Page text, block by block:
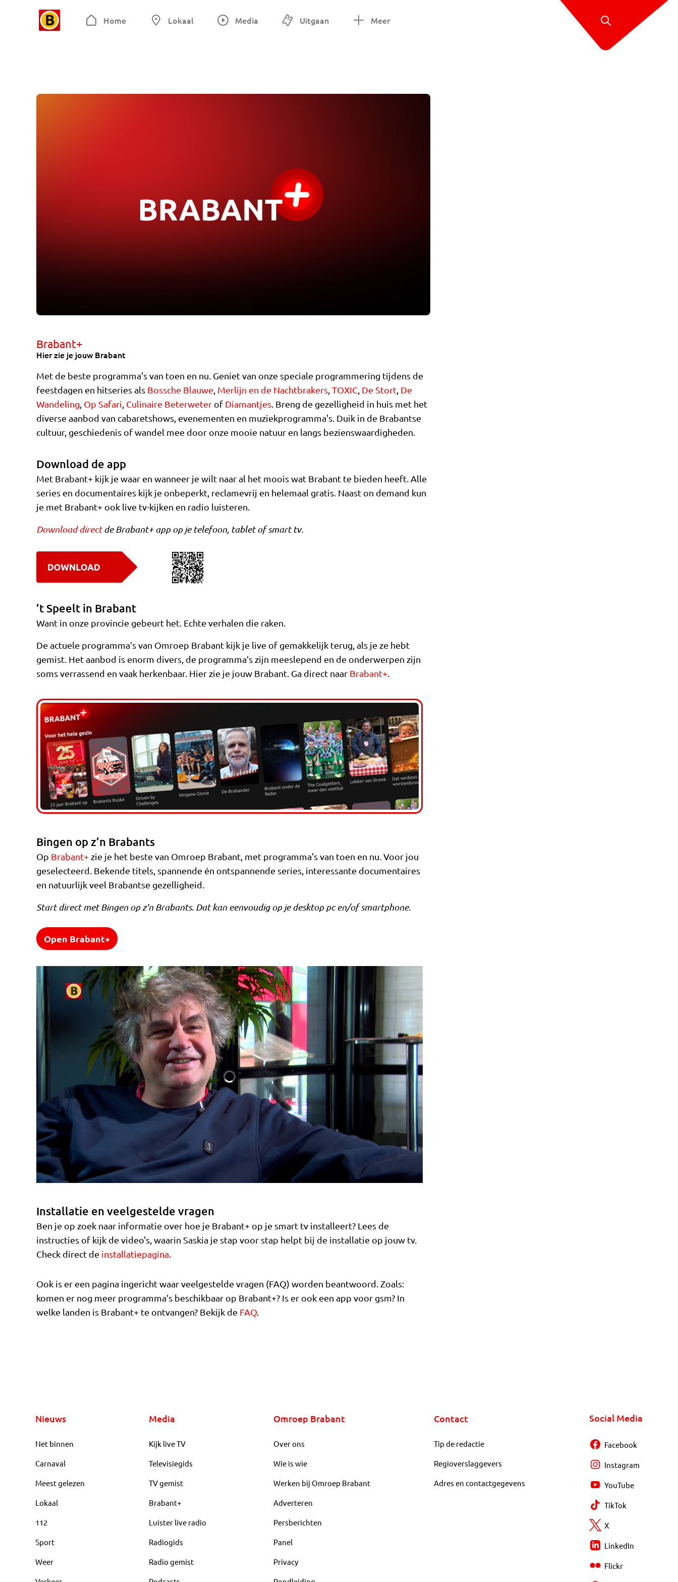
Home Lokaal Media Uitgaan Meer
Brabant+
Hier zie je jouw Brabant
Met de beste programma's van toen en nu. Geniet van onze speciale programmering tijdens de
feestdagen en hitseries als Bossche Blauwe, Merlijn en de Nachtbrakers,TOXIC, De Stort, De
Wandeling, Op Safari, Culinaire Beterweter of Diamantjes. Breng de gezelligheid in huis met het
diverse aanbod van cabaretshows, evenementen en muziekprogramma's. Duik in de Brabantse
cultuur, geschiedenis of wandel mee door onze mooie natuur en langs bezienswaardigheden.
Download de app
Met Brabant+ kijk je waar en wanneer je wilt naar al het moois wat Brabant te bieden heeft. Alle
series en documentaires kijk je onbeperkt, reclamevrij en helemaal gratis. Naast on demand kun
je met Brabant+ ook live tv-kijken en radio luisteren.
Download directde Brabant+ app op je telefoon, tablet of smart tv.
’t Speelt in Brabant
Want in onze provincie gebeurt het. Echte verhalen die raken.
De actuele programma’s van Omroep Brabant kijk je live of gemakkelijk terug, als je ze hebt
gemist. Het aanbod is enorm divers, de programma’s zijn meeslepend en de onderwerpen zijn
soms verrassend en vaak herkenbaar. Hier zie je jouw Brabant. Ga direct naar Brabant+.
Bingen op z’n Brabants
Op Brabant+zie je het beste van Omroep Brabant, met programma's van toen en nu. Voor jou
geselecteerd. Bekende titels, spannende én ontspannende series, interessante documentaires
en natuurlijk veel Brabantse gezelligheid.
Start direct met Bingen op z'n Brabants. Dat kan eenvoudig op je desktop pc en/of smartphone.
Open Brabant+
Installatie en veelgestelde vragen
Ben je op zoek naar informatie over hoe je Brabant+ op je smart tv installeert? Lees de
instructies of kijk de video's, waarin Saskia je stap voor stap helpt bij de installatie op jouw tv.
Check direct de installatiepagina.
Ook is er een pagina ingericht waar veelgestelde vragen (FAQ) worden beantwoord. Zoals:
komen er nog meer programma’s beschikbaar op Brabant+? Is er ook een app voor gsm? In
welke landen is Brabant+ te ontvangen? Bekijk de FAQ.
Nieuws
Net binnen
Carnaval
Meest gelezen
Lokaal
112
Sport
Weer
Media
Kijk live TV
Televisiegids
TV gemist
Brabant+
Luister live radio
Radiogids
Radio gemist
Omroep Brabant
Over ons
Wie is wie
Werken bij Omroep Brabant
Adverteren
Persberichten
Panel
Privacy
Contact
Tip de redactie
Regioverslaggevers
Adres en contactgegevens
Social Media
Facebook
Instagram
YouTube
TikTok
X
LinkedIn
Flickr